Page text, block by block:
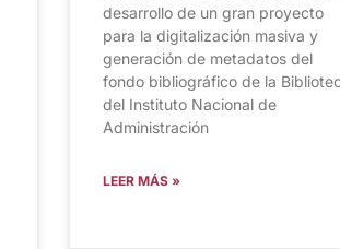
desarrollo de un gran proyecto
para la digitalización masiva y
generación de metadatos del
fondo bibliográfico de la
del Instituto Nacional de
Administración
LEER MÁS »